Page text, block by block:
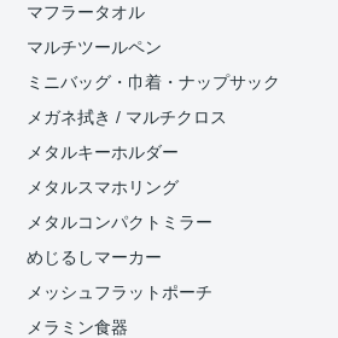
マフラータオル
マルチツールペン
ミニバッグ・巾着・ナップサック
メガネ拭き / マルチクロス
メタルキーホルダー
メタルスマホリング
メタルコンパクトミラー
めじるしマーカー
メッシュフラットポーチ
メラミン食器